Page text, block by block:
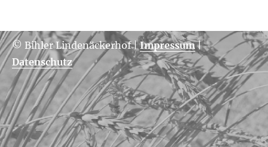
© Bihler Lindenäckerhof|Impressum|
Datenschutz